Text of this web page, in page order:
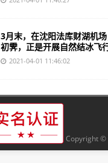
3月末，在沈阳法库财湖机
初霁，正是开展自然结冰飞
2021-04-01 11:46:02
Copyright ©